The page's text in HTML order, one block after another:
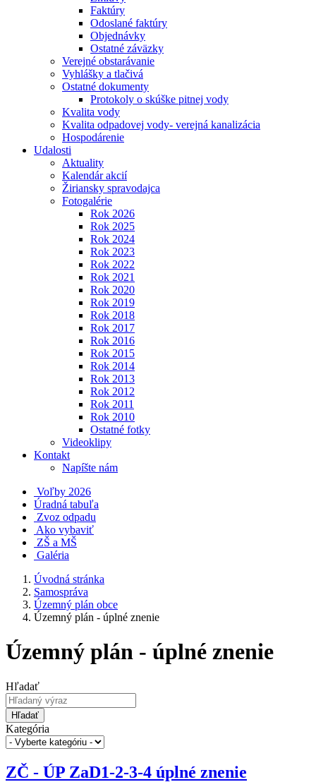
Faktúry
Odoslané faktúry
Objednávky
Ostatné záväzky
Verejné obstarávanie
Vyhlášky a tlačivá
Ostatné dokumenty
Protokoly o skúške pitnej vody
Kvalita vody
Kvalita odpadovej vody- verejná kanalizácia
Hospodárenie
Udalosti
Aktuality
Kalendár akcií
Žiriansky spravodajca
Fotogalérie
Rok 2026
Rok 2025
Rok 2024
Rok 2023
Rok 2022
Rok 2021
Rok 2020
Rok 2019
Rok 2018
Rok 2017
Rok 2016
Rok 2015
Rok 2014
Rok 2013
Rok 2012
Rok 2011
Rok 2010
Ostatné fotky
Videoklipy
Kontakt
Napíšte nám
Voľby 2026
Úradná tabuľa
Zvoz odpadu
Ako vybaviť
ZŠ a MŠ
Galéria
Úvodná stránka
Samospráva
Územný plán obce
Územný plán - úplné znenie
Územný plán - úplné znenie
Hľadať
Hľadať
Kategória
ZČ - ÚP ZaD1-2-3-4 úplné znenie